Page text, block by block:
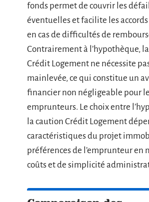
fonds permet de couvrir les
éventuelles et facilite les accords
en cas de difficultés de
Contrairement à l’hypothèque,
Crédit Logement ne nécessite
mainlevée, ce qui constitue un
financier non négligeable pour
emprunteurs. Le choix entre
la caution Crédit Logement
caractéristiques du projet
préférences de l’emprunteur en
coûts et de simplicité